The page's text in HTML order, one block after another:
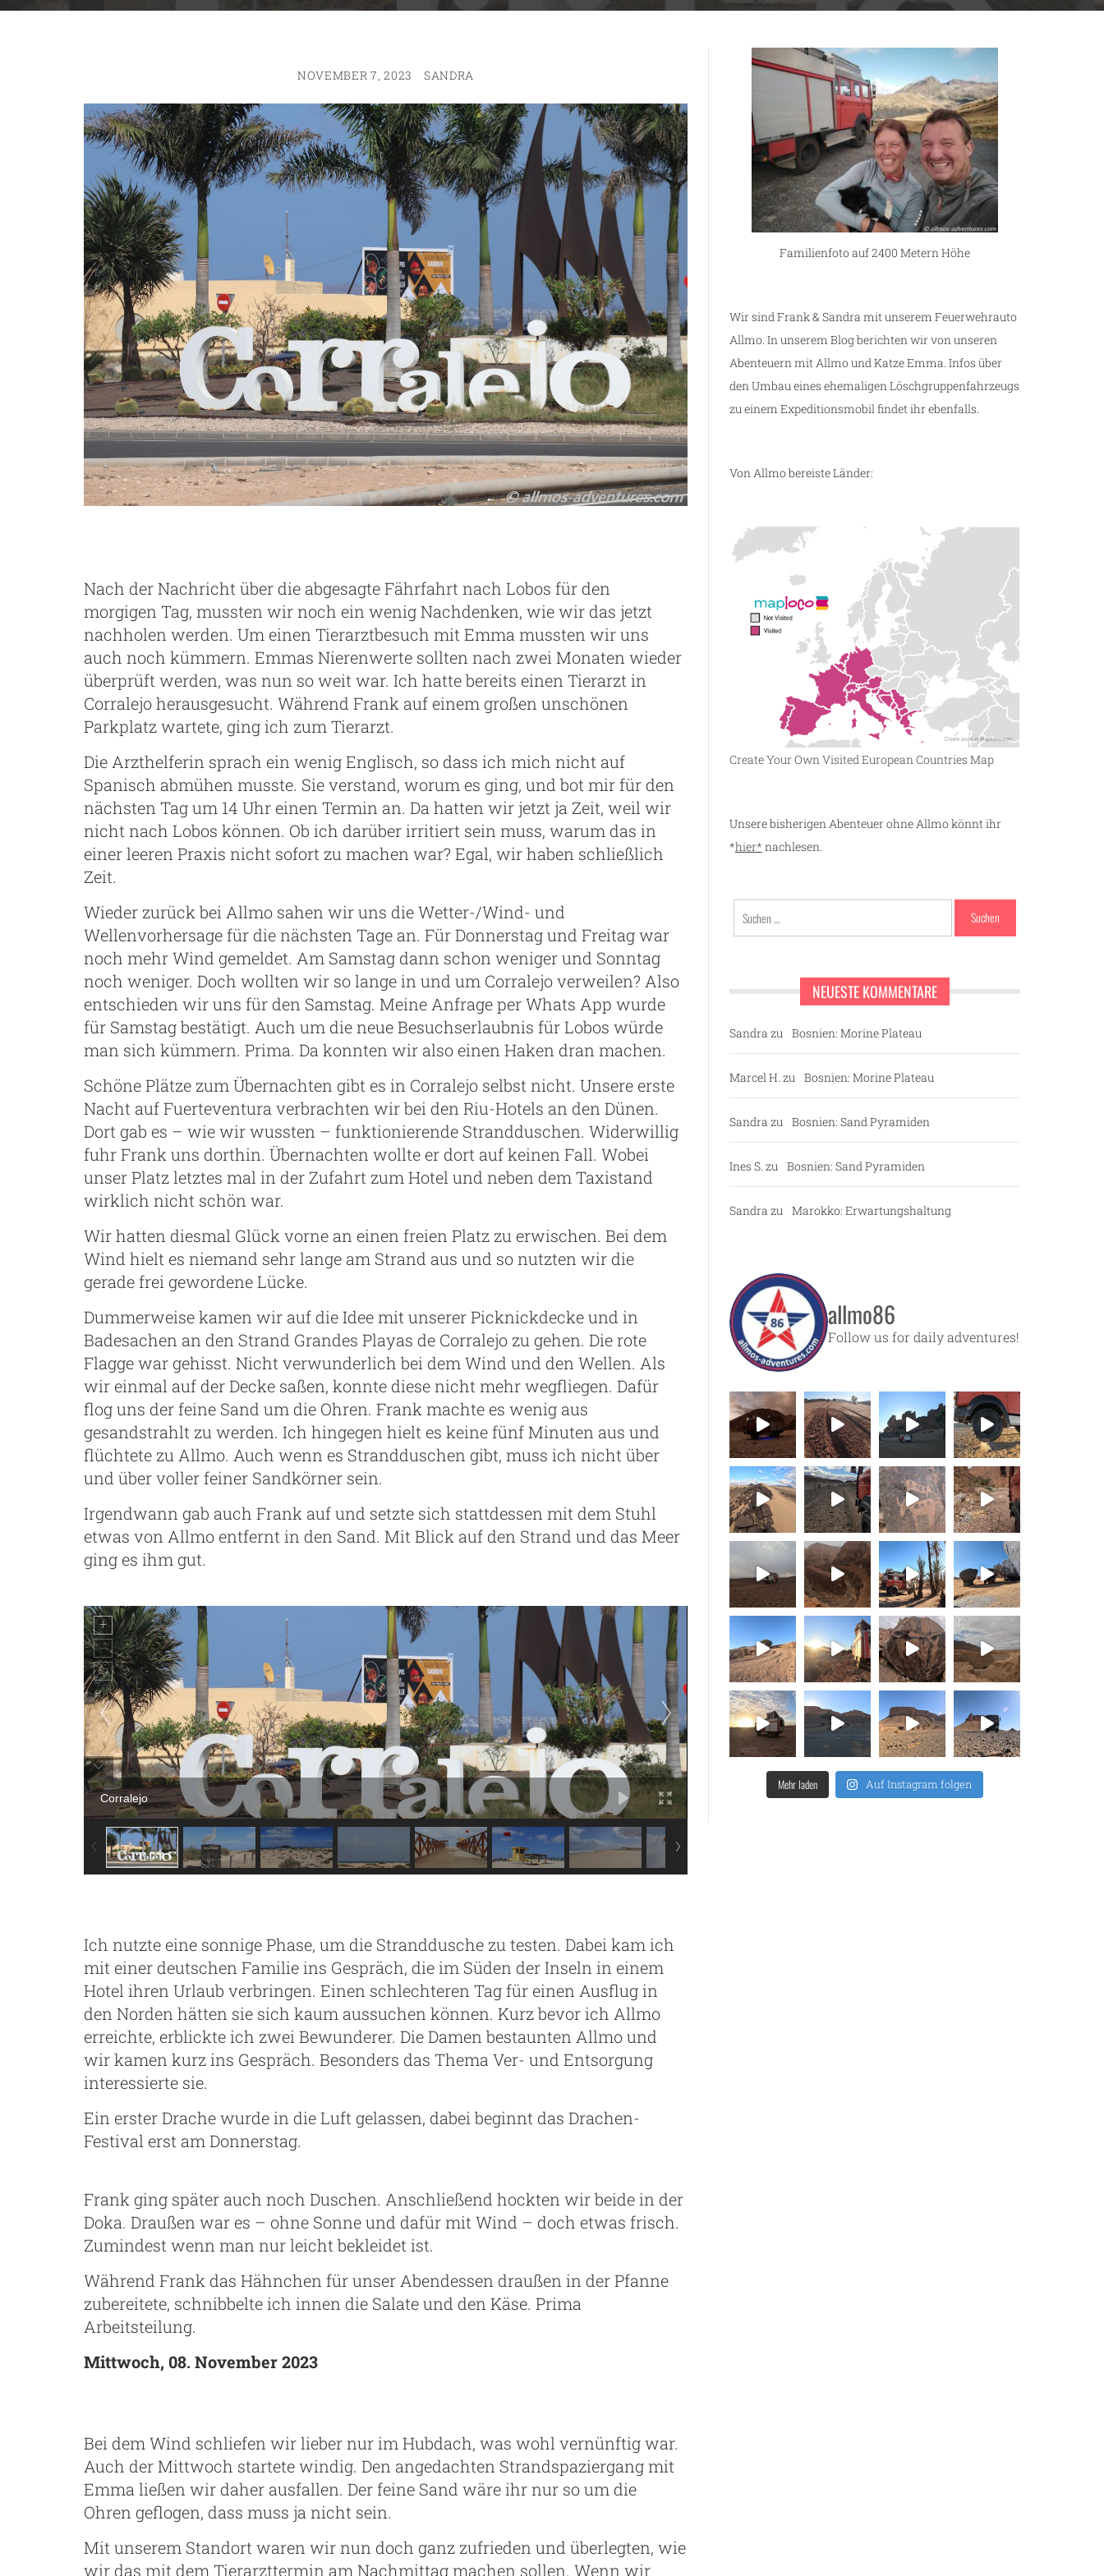
NOVEMBER 7, 2023 SANDRA
Nach der Nachricht über die abgesagte Fährfahrt nach Lobos für den
morgigen Tag, mussten wir noch ein wenig Nachdenken, wie wir das jetzt
nachholen werden. Um einen Tierarztbesuch mit Emma mussten wir uns
auch noch kümmern. Emmas Nierenwerte sollten nach zwei Monaten wieder
überprüft werden, was nun so weit war. Ich hatte bereits einen Tierarzt in
Corralejo herausgesucht. Während Frank auf einem großen unschönen
Parkplatz wartete, ging ich zum Tierarzt.
Die Arzthelferin sprach ein wenig Englisch, so dass ich mich nicht auf
Spanisch abmühen musste. Sie verstand, worum es ging, und bot mir für den
nächsten Tag um 14 Uhr einen Termin an. Da hatten wir jetzt ja Zeit, weil wir
nicht nach Lobos können. Ob ich darüber irritiert sein muss, warum das in
einer leeren Praxis nicht sofort zu machen war? Egal, wir haben schließlich
Zeit.
Wieder zurück bei Allmo sahen wir uns die Wetter-/Wind- und
Wellenvorhersage für die nächsten Tage an. Für Donnerstag und Freitag war
noch mehr Wind gemeldet. Am Samstag dann schon weniger und Sonntag
noch weniger. Doch wollten wir so lange in und um Corralejo verweilen? Also
entschieden wir uns für den Samstag. Meine Anfrage per Whats App wurde
für Samstag bestätigt. Auch um die neue Besuchserlaubnis für Lobos würde
man sich kümmern. Prima. Da konnten wir also einen Haken dran machen.
Schöne Plätze zum Übernachten gibt es in Corralejo selbst nicht. Unsere erste
Nacht auf Fuerteventura verbrachten wir bei den Riu-Hotels an den Dünen.
Dort gab es – wie wir wussten – funktionierende Strandduschen. Widerwillig
fuhr Frank uns dorthin. Übernachten wollte er dort auf keinen Fall. Wobei
unser Platz letztes mal in der Zufahrt zum Hotel und neben dem Taxistand
wirklich nicht schön war.
Wir hatten diesmal Glück vorne an einen freien Platz zu erwischen. Bei dem
Wind hielt es niemand sehr lange am Strand aus und so nutzten wir die
gerade frei gewordene Lücke.
Dummerweise kamen wir auf die Idee mit unserer Picknickdecke und in
Badesachen an den Strand Grandes Playas de Corralejo zu gehen. Die rote
Flagge war gehisst. Nicht verwunderlich bei dem Wind und den Wellen. Als
wir einmal auf der Decke saßen, konnte diese nicht mehr wegfliegen. Dafür
flog uns der feine Sand um die Ohren. Frank machte es wenig aus
gesandstrahlt zu werden. Ich hingegen hielt es keine fünf Minuten aus und
flüchtete zu Allmo. Auch wenn es Strandduschen gibt, muss ich nicht über
und über voller feiner Sandkörner sein.
Irgendwann gab auch Frank auf und setzte sich stattdessen mit dem Stuhl
etwas von Allmo entfernt in den Sand. Mit Blick auf den Strand und das Meer
ging es ihm gut.
Corralejo
Ich nutzte eine sonnige Phase, um die Stranddusche zu testen. Dabei kam ich
mit einer deutschen Familie ins Gespräch, die im Süden der Inseln in einem
Hotel ihren Urlaub verbringen. Einen schlechteren Tag für einen Ausflug in
den Norden hätten sie sich kaum aussuchen können. Kurz bevor ich Allmo
erreichte, erblickte ich zwei Bewunderer. Die Damen bestaunten Allmo und
wir kamen kurz ins Gespräch. Besonders das Thema Ver- und Entsorgung
interessierte sie.
Ein erster Drache wurde in die Luft gelassen, dabei beginnt das Drachen-
Festival erst am Donnerstag.
Frank ging später auch noch Duschen. Anschließend hockten wir beide in der
Doka. Draußen war es – ohne Sonne und dafür mit Wind – doch etwas frisch.
Zumindest wenn man nur leicht bekleidet ist.
Während Frank das Hähnchen für unser Abendessen draußen in der Pfanne
zubereitete, schnibbelte ich innen die Salate und den Käse. Prima
Arbeitsteilung.
Mittwoch, 08. November 2023
Bei dem Wind schliefen wir lieber nur im Hubdach, was wohl vernünftig war.
Auch der Mittwoch startete windig. Den angedachten Strandspaziergang mit
Emma ließen wir daher ausfallen. Der feine Sand wäre ihr nur so um die
Ohren geflogen, dass muss ja nicht sein.
Mit unserem Standort waren wir nun doch ganz zufrieden und überlegten, wie
wir das mit dem Tierarzttermin am Nachmittag machen sollen. Wenn wir
Familienfoto auf 2400 Metern Höhe
Wir sind Frank & Sandra mit unserem Feuerwehrauto
Allmo. In unserem Blog berichten wir von unseren
Abenteuern mit Allmo und Katze Emma. Infos über
den Umbau eines ehemaligen Löschgruppenfahrzeugs
zu einem Expeditionsmobil findet ihr ebenfalls.
Von Allmo bereiste Länder:
Create Your Own Visited European Countries Map
Unsere bisherigen Abenteuer ohne Allmo könnt ihr
*hier* nachlesen.
Suchen
nach:
NEUESTE KOMMENTARE
Sandra zu Bosnien: Morine Plateau
Marcel H. zu Bosnien: Morine Plateau
Sandra zu Bosnien: Sand Pyramiden
Ines S. zu Bosnien: Sand Pyramiden
Sandra zu Marokko: Erwartungshaltung
allmo86
Follow us for daily adventures!
Mehr laden Auf Instagram folgen